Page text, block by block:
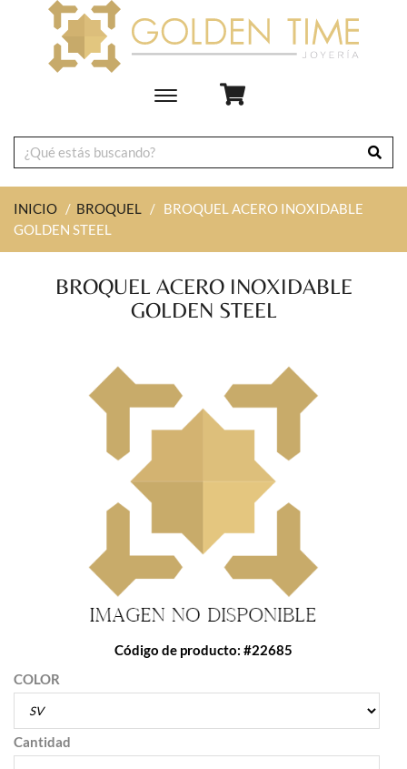
Toggle
navigation
INICIO / BROQUEL / BROQUEL ACERO INOXIDABLE
GOLDEN STEEL
BROQUEL ACERO INOXIDABLE
GOLDEN STEEL
Código de producto: #22685
COLOR
Cantidad